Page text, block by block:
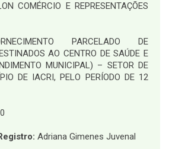
COMÉRCIO E REPRESENTAÇÕES
PARCELADO DE
AO CENTRO DE SAÚDE E
MUNICIPAL) – SETOR DE
DE IACRI, PELO PERÍODO DE 12
Adriana Gimenes Juvenal